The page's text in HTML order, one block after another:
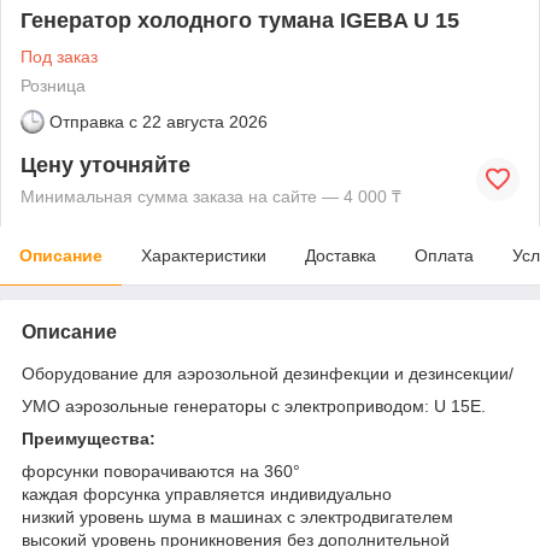
Генератор холодного тумана IGEBA U 15
Под заказ
Розница
Отправка с 22 августа 2026
Цену уточняйте
Минимальная сумма заказа на сайте — 4 000 ₸
Описание Характеристики Доставка Оплата
Описание
Оборудование для аэрозольной дезинфекции и дезинсекции/
УМО аэрозольные генераторы с электроприводом: U 15E.
Преимущества:
форсунки поворачиваются на 360°
каждая форсунка управляется индивидуально
низкий уровень шума в машинах с электродвигателем
высокий уровень проникновения без дополнительной